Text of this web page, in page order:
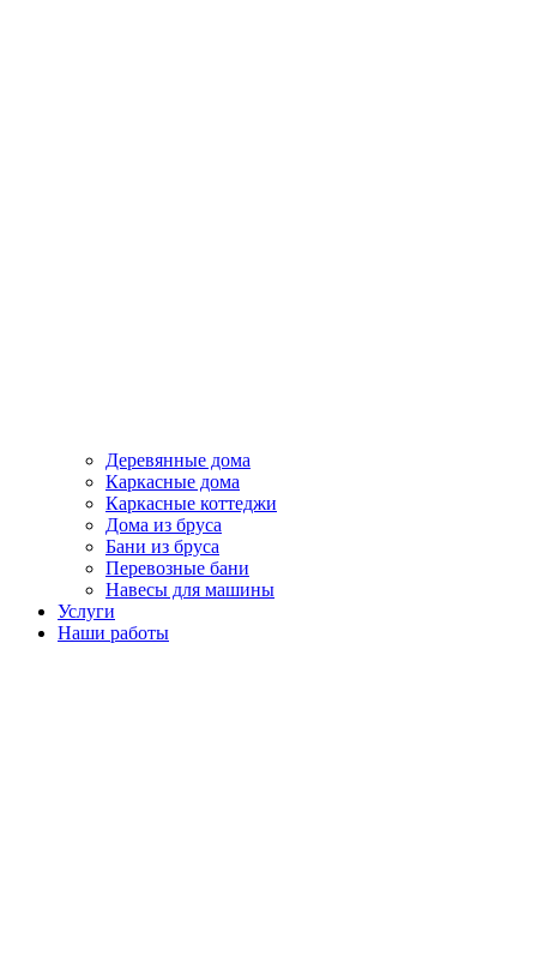
Деревянные дома
Каркасные дома
Каркасные коттеджи
Дома из бруса
Бани из бруса
Перевозные бани
Навесы для машины
Услуги
Наши работы